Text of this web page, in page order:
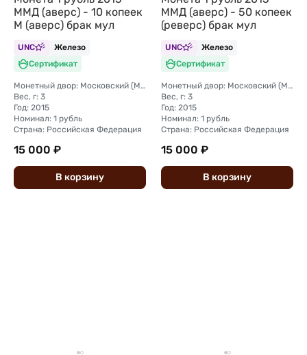
ММД (аверс) - 10 копеек
М (аверс) брак мул
UNC
Железо
Сертификат
Монетный двор: Московский (ММД)
Вес, г: 3
Год: 2015
Номинал: 1 рубль
Страна: Российская Федерация
15 000 ₽
В корзину
ММД (аверс) - 50 копеек
(реверс) брак мул
UNC
Железо
Сертификат
Монетный двор: Московский (ММД)
Вес, г: 3
Год: 2015
Номинал: 1 рубль
Страна: Российская Федерация
15 000 ₽
В корзину